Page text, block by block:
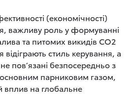
(економічності)
важливу роль у формуванні
та питомих викидів СО2
відіграють стиль керування, а
пов’язані безпосередньо з
парниковим газом,
вплив на глобальне